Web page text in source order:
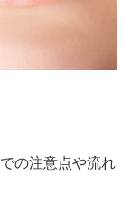
の注意点や流れ